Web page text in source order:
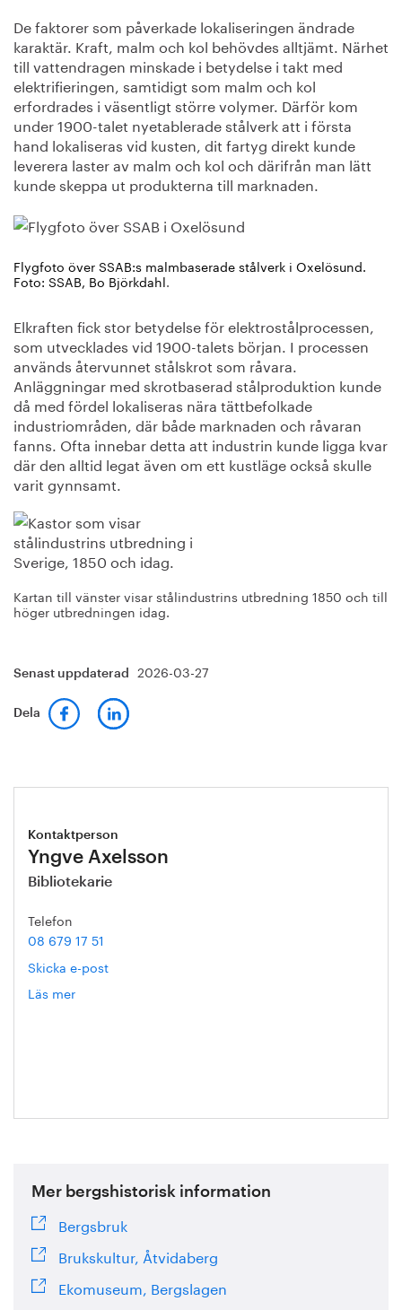
De faktorer som påverkade lokaliseringen ändrade
karaktär. Kraft, malm och kol behövdes alltjämt. Närhet
till vattendragen minskade i betydelse i takt med
elektrifieringen, samtidigt som malm och kol
erfordrades i väsentligt större volymer. Därför kom
under 1900-talet nyetablerade stålverk att i första
hand lokaliseras vid kusten, dit fartyg direkt kunde
leverera laster av malm och kol och därifrån man lätt
kunde skeppa ut produkterna till marknaden.
Flygfoto över SSAB:s malmbaserade stålverk i Oxelösund.
Foto: SSAB, Bo Björkdahl.
Elkraften fick stor betydelse för elektrostålprocessen,
som utvecklades vid 1900-talets början. I processen
används återvunnet stålskrot som råvara.
Anläggningar med skrotbaserad stålproduktion kunde
då med fördel lokaliseras nära tättbefolkade
industriområden, där både marknaden och råvaran
fanns. Ofta innebar detta att industrin kunde ligga kvar
där den alltid legat även om ett kustläge också skulle
varit gynnsamt.
Kartan till vänster visar stålindustrins utbredning 1850 och till
höger utbredningen idag.
Senast uppdaterad 2026-03-27
Dela
Kontaktperson
Yngve Axelsson
Bibliotekarie
Telefon
08 679 17 51
Skicka e-post
Läs mer
Mer bergshistorisk information
Bergsbruk
Brukskultur, Åtvidaberg
Ekomuseum, Bergslagen